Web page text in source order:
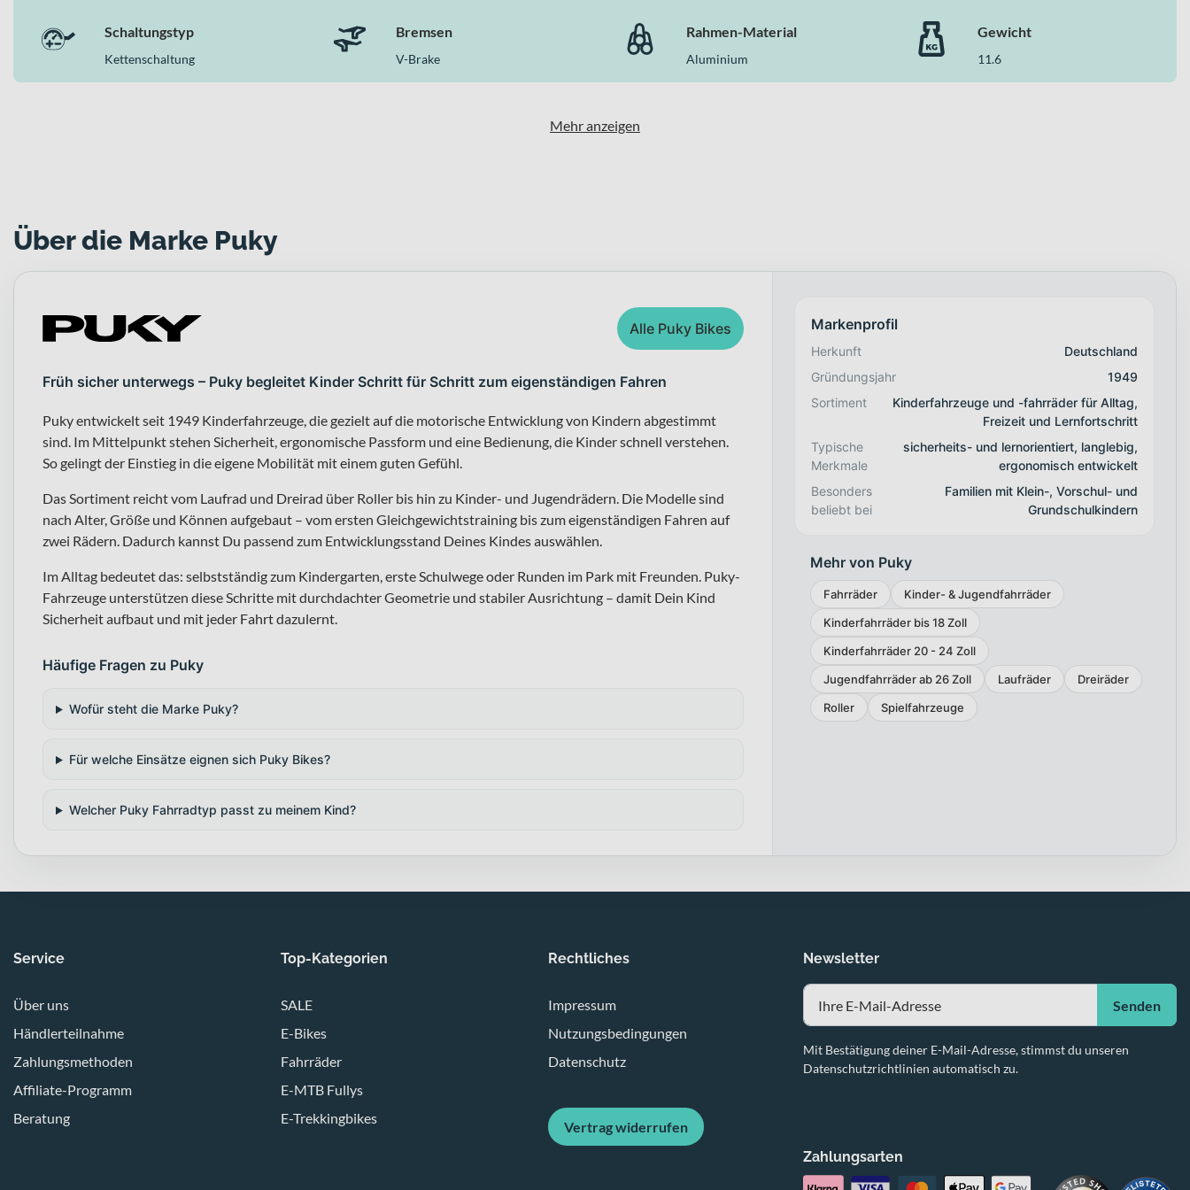
Schaltungstyp
Kettenschaltung
Bremsen
V-Brake
Rahmen-Material
Aluminium
Gewicht
11.6
Mehr anzeigen
Über die Marke Puky
Alle Puky Bikes
Früh sicher unterwegs – Puky begleitet Kinder Schritt für Schritt zum eigenständigen Fahren
Puky entwickelt seit 1949 Kinderfahrzeuge, die gezielt auf die motorische Entwicklung von Kindern abgestimmt
sind. Im Mittelpunkt stehen Sicherheit, ergonomische Passform und eine Bedienung, die Kinder schnell verstehen.
So gelingt der Einstieg in die eigene Mobilität mit einem guten Gefühl.
Das Sortiment reicht vom Laufrad und Dreirad über Roller bis hin zu Kinder- und Jugendrädern. Die Modelle sind
nach Alter, Größe und Können aufgebaut – vom ersten Gleichgewichtstraining bis zum eigenständigen Fahren auf
zwei Rädern. Dadurch kannst Du passend zum Entwicklungsstand Deines Kindes auswählen.
Im Alltag bedeutet das: selbstständig zum Kindergarten, erste Schulwege oder Runden im Park mit Freunden. Puky-
Fahrzeuge unterstützen diese Schritte mit durchdachter Geometrie und stabiler Ausrichtung – damit Dein Kind
Sicherheit aufbaut und mit jeder Fahrt dazulernt.
Häufige Fragen zu Puky
Wofür steht die Marke Puky?
Für welche Einsätze eignen sich Puky Bikes?
Welcher Puky Fahrradtyp passt zu meinem Kind?
Markenprofil
Herkunft
Deutschland
Gründungsjahr
1949
Sortiment
Kinderfahrzeuge und -fahrräder für Alltag,
Freizeit und Lernfortschritt
Typische
Merkmale
sicherheits- und lernorientiert, langlebig,
ergonomisch entwickelt
Besonders
beliebt bei
Familien mit Klein-, Vorschul- und
Grundschulkindern
Mehr von Puky
Fahrräder
Kinder- & Jugendfahrräder
Kinderfahrräder bis 18 Zoll
Kinderfahrräder 20 - 24 Zoll
Jugendfahrräder ab 26 Zoll
Laufräder
Dreiräder
Roller
Spielfahrzeuge
Service
Über uns
Händlerteilnahme
Zahlungsmethoden
Affiliate-Programm
Beratung
Top-Kategorien
SALE
E-Bikes
Fahrräder
E-MTB Fullys
E-Trekkingbikes
Rechtliches
Impressum
Nutzungsbedingungen
Datenschutz
Vertrag widerrufen
Newsletter
Senden
Mit Bestätigung deiner E-Mail-Adresse, stimmst du unseren
Datenschutzrichtlinien automatisch zu.
Zahlungsarten